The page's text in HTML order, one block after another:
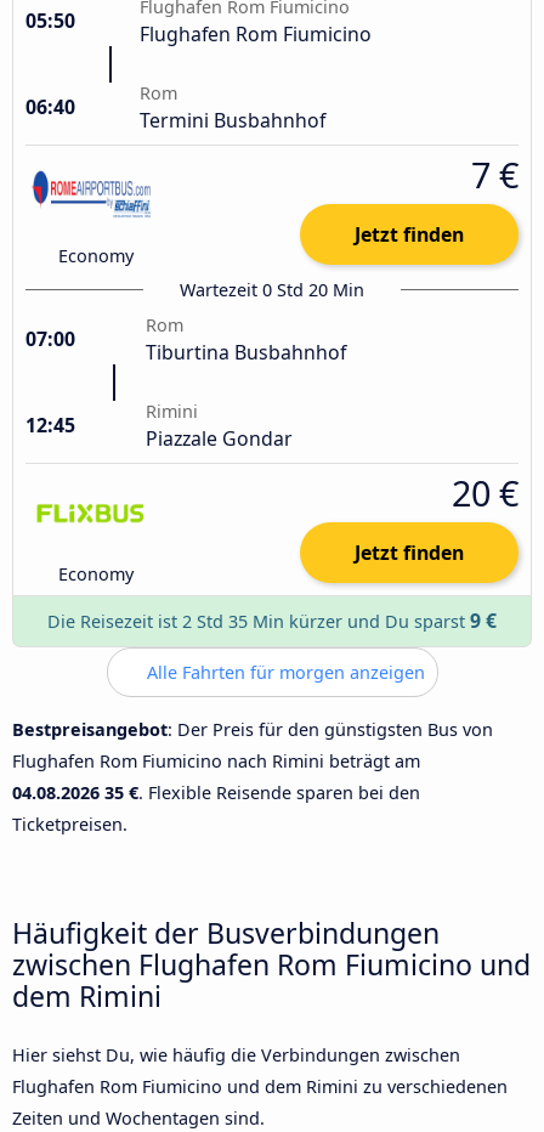
05:50
Flughafen Rom Fiumicino
Flughafen Rom Fiumicino
06:40
Rom
Termini Busbahnhof
Economy
7 €
Jetzt finden
Wartezeit 0 Std 20 Min
07:00
Rom
Tiburtina Busbahnhof
12:45
Rimini
Piazzale Gondar
Economy
20 €
Jetzt finden
Die Reisezeit ist 2 Std 35 Min kürzer und Du sparst 9 €
Alle Fahrten für morgen anzeigen
Bestpreisangebot: Der Preis für den günstigsten Bus von
Flughafen Rom Fiumicino nach Rimini beträgt am
04.08.2026 35 €. Flexible Reisende sparen bei den
Ticketpreisen.
Häufigkeit der Busverbindungen
zwischen Flughafen Rom Fiumicino und
dem Rimini
Hier siehst Du, wie häufig die Verbindungen zwischen
Flughafen Rom Fiumicino und dem Rimini zu verschiedenen
Zeiten und Wochentagen sind.